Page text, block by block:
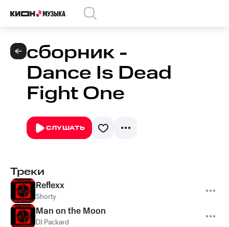
сборник -
Dance Is Dead
Fight One
СЛУШАТЬ
Треки
Reflexx
Shorty
Man on the Moon
DJ Packard